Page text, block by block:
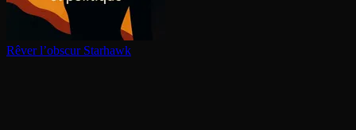
Rêver l’obscur Starhawk